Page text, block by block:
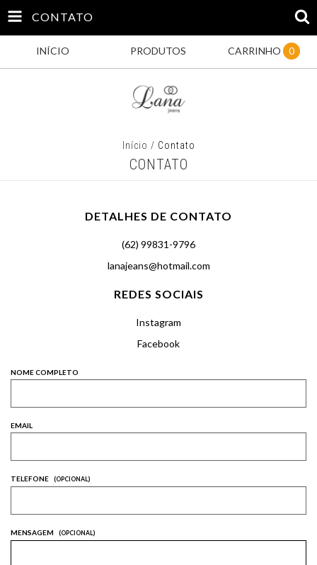
CONTATO
INÍCIO PRODUTOS CARRINHO 0
Início / Contato
CONTATO
DETALHES DE CONTATO
(62) 99831-9796
lanajeans@hotmail.com
REDES SOCIAIS
Instagram
Facebook
NOME COMPLETO
EMAIL
TELEFONE (OPCIONAL)
MENSAGEM (OPCIONAL)